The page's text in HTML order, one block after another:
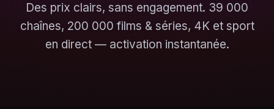
Des prix clairs, sans engagement. 39 000
chaînes, 200 000 films & séries, 4K et sport
en direct — activation instantanée.